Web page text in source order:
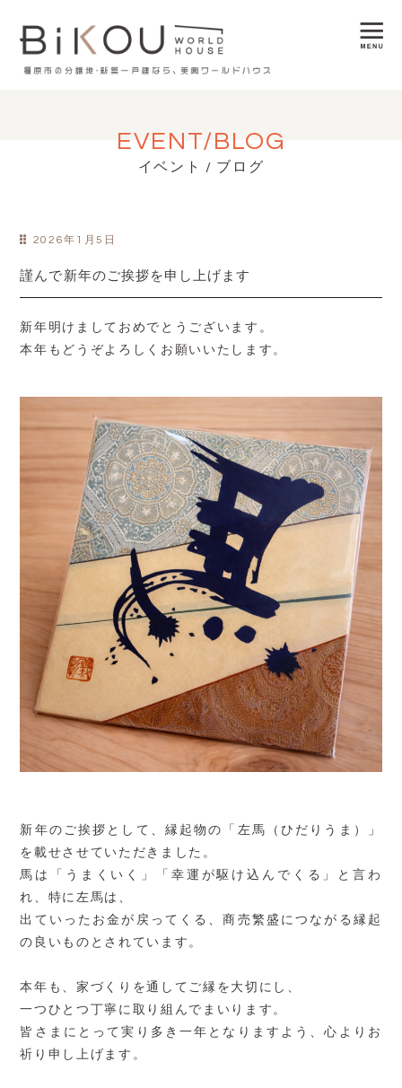
EVENT/BLOG
イベント / ブログ
2026年1月5日
謹んで新年のご挨拶を申し上げます
新年明けましておめでとうございます。
本年もどうぞよろしくお願いいたします。
新年のご挨拶として、縁起物の「左馬（ひだりうま）」
を載せさせていただきました。
馬は「うまくいく」「幸運が駆け込んでくる」と言わ
れ、特に左馬は、
出ていったお金が戻ってくる、商売繁盛につながる縁起
の良いものとされています。
本年も、家づくりを通してご縁を大切にし、
一つひとつ丁寧に取り組んでまいります。
皆さまにとって実り多き一年となりますよう、心よりお
祈り申し上げます。